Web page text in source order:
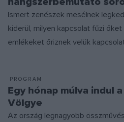
Ismert zenészek mesélnek
kiderül, milyen kapcsolat fűzi
emlékeket őriznek velük
PROGRAM
Egy hónap múlva indul
Völgye
Az ország legnagyobb